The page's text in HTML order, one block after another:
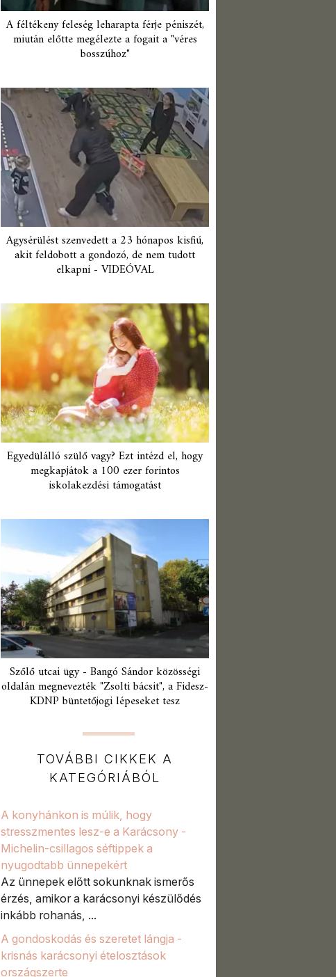
A féltékeny feleség leharapta férje péniszét,
miután előtte megélezte a fogait a "véres
bosszúhoz"
Agysérülést szenvedett a 23 hónapos kisfiú,
akit feldobott a gondozó, de nem tudott
elkapni - VIDEÓVAL
Egyedülálló szülő vagy? Ezt intézd el, hogy
megkapjátok a 100 ezer forintos
iskolakezdési támogatást
Szőlő utcai ügy - Bangó Sándor közösségi
oldalán megnevezték "Zsolti bácsit", a Fidesz-
KDNP büntetőjogi lépeseket tesz
TOVÁBBI CIKKEK A
KATEGÓRIÁBÓL
A konyhánkon is múlik, hogy
stresszmentes lesz-e a Karácsony -
Michelin-csillagos séftippek a
nyugodtabb ünnepekért
Az ünnepek előtt sokunknak ismerős
érzés, amikor a karácsonyi készülődés
inkább rohanás, ...
A gondoskodás és szeretet lángja -
krisnás karácsonyi ételosztások
országszerte